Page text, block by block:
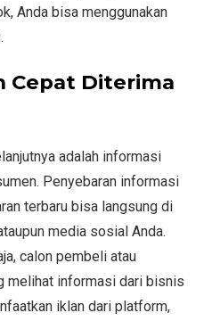
Anda bisa menggunakan
Cepat Diterima
adalah informasi
Penyebaran informasi
terbaru bisa langsung di
media sosial Anda.
calon pembeli atau
melihat informasi dari bisnis
iklan dari platform,